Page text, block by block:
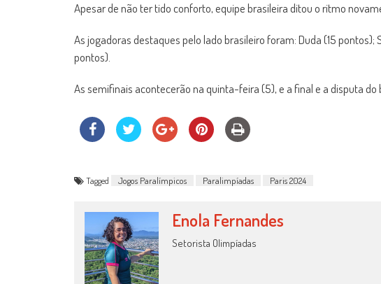
Apesar de não ter tido conforto, equipe brasileira ditou o ritmo
As jogadoras destaques pelo lado brasileiro foram: Duda (15
pontos).
As semifinais acontecerão na quinta-feira (5), e a final e a disputa do
Tagged Jogos Paralímpicos Paralimpíadas Paris 2024
Enola Fernandes
Setorista Olimpíadas